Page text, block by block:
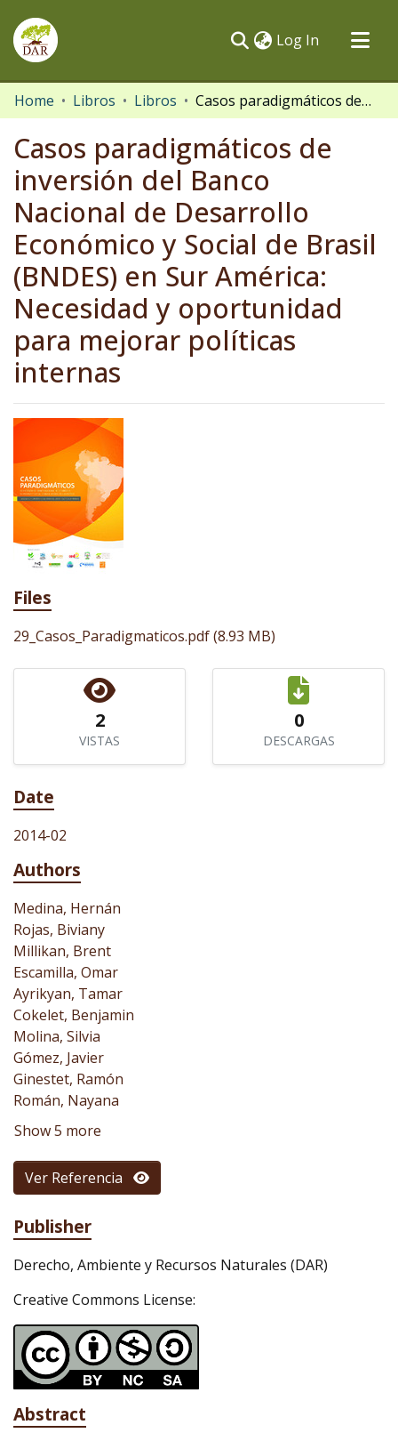
Log In (current)
Communities & Collections
All of DSpace
Statistics
Home Libros Libros Casos paradigmáticos de inversión del Banco Nacional de Desarrollo Económico y Social de Brasil (BNDES) en Sur América: Necesidad y oportunidad para mejorar políticas internas
Casos paradigmáticos de
inversión del Banco
Nacional de Desarrollo
Económico y Social de Brasil
(BNDES) en Sur América:
Necesidad y oportunidad
para mejorar políticas
internas
Files
29_Casos_Paradigmaticos.pdf(8.93 MB)
2
VISTAS
0
DESCARGAS
Date
2014-02
Authors
Medina, Hernán
Rojas, Biviany
Millikan, Brent
Escamilla, Omar
Ayrikyan, Tamar
Cokelet, Benjamin
Molina, Silvia
Gómez, Javier
Ginestet, Ramón
Román, Nayana
Show 5 more
Ver Referencia
Publisher
Derecho, Ambiente y Recursos Naturales (DAR)
Creative Commons License:
Abstract